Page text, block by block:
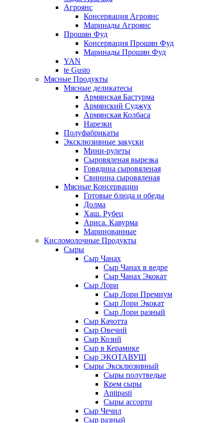
Агроянс
Консервация Агроянс
Маринады Агроянс
Прошян Фуд
Консервация Прошян Фуд
Маринады Прошян Фуд
YAN
te Gusto
Мясные Продукты
Мясные деликатесы
Армянская Бастурма
Армянский Суджух
Армянская Колбаса
Нарезки
Полуфабрикаты
Эксклюзивные закуски
Мини-рулеты
Сыровяленая вырезка
Говядина сыровяленая
Свинина сыровяленая
Мясные Консервации
Готовые блюда и обеды
Долма
Хаш. Рубец
Ариса. Кавурма
Маринованные
Кисломолочные Продукты
Сыры
Сыр Чанах
Сыр Чанах в ведре
Сыр Чанах Экокат
Сыр Лори
Сыр Лори Премиум
Сыр Лори Экокат
Сыр Лори разный
Сыр Качотта
Сыр Овечий
Сыр Козий
Сыр в Керамике
Сыр ЭКОТАВУШ
Сыры Эксклюзивный
Сыры полутведые
Крем сыры
Antipasti
Сыры ассорти
Сыр Чечил
Сыр разный